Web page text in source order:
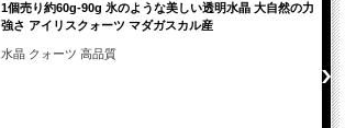
1個売り約60g-90g 氷のような美しい透明水晶 大自然の力
強さ アイリスクォーツ マダガスカル産
水晶 クォーツ 高品質